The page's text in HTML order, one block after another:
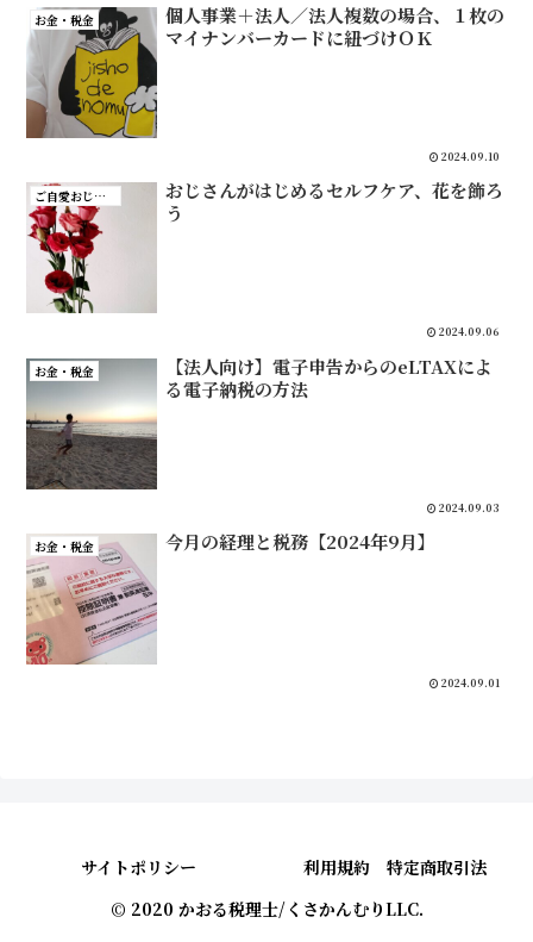
お金・税金
個人事業＋法人／法人複数の場合、１枚の
マイナンバーカードに紐づけＯＫ
2024.09.10
ご自愛おじさん
おじさんがはじめるセルフケア、花を飾ろ
う
2024.09.06
お金・税金
【法人向け】電子申告からのeLTAXによ
る電子納税の方法
2024.09.03
お金・税金 今月の経理と税務【2024年9月】
2024.09.01
サイトポリシー
利用規約 特定商取引法
© 2020 かおる税理士/くさかんむりLLC.